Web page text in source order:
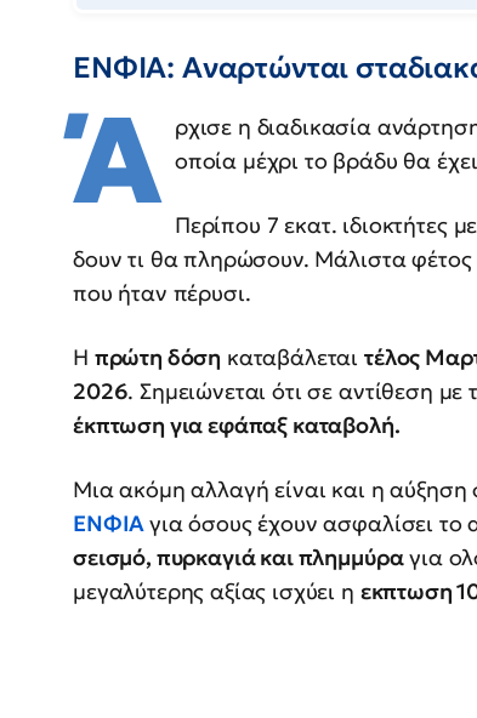
ΕΝΦΙΑ: Αναρτώνται
Ά ρχισε η διαδικασία
οποία μέχρι το βράδυ θα
Περίπου 7 εκατ. ιδιοκτήτες
δουν τι θα πληρώσουν. Μάλιστα φέτος
που ήταν πέρυσι.
Η πρώτη δόση καταβάλεταιτέλος
2026. Σημειώνεται ότι σε αντίθεση
έκπτωση για εφάπαξ καταβολή.
Μια ακόμη αλλαγή είναι και η
ΕΝΦΙΑγια όσους έχουν ασφαλίσει το
σεισμό, πυρκαγιά και πλημμύραγια
μεγαλύτερης αξίας ισχύει η εκπτωση